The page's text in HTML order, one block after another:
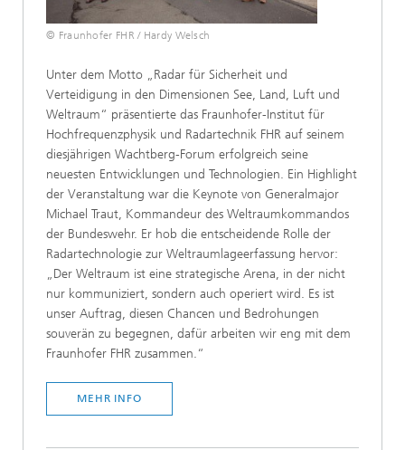
© Fraunhofer FHR / Hardy Welsch
Unter dem Motto „Radar für Sicherheit und
Verteidigung in den Dimensionen See, Land, Luft und
Weltraum“ präsentierte das Fraunhofer-Institut für
Hochfrequenzphysik und Radartechnik FHR auf seinem
diesjährigen Wachtberg-Forum erfolgreich seine
neuesten Entwicklungen und Technologien. Ein Highlight
der Veranstaltung war die Keynote von Generalmajor
Michael Traut, Kommandeur des Weltraumkommandos
der Bundeswehr. Er hob die entscheidende Rolle der
Radartechnologie zur Weltraumlageerfassung hervor:
„Der Weltraum ist eine strategische Arena, in der nicht
nur kommuniziert, sondern auch operiert wird. Es ist
unser Auftrag, diesen Chancen und Bedrohungen
souverän zu begegnen, dafür arbeiten wir eng mit dem
Fraunhofer FHR zusammen.“
MEHR INFO